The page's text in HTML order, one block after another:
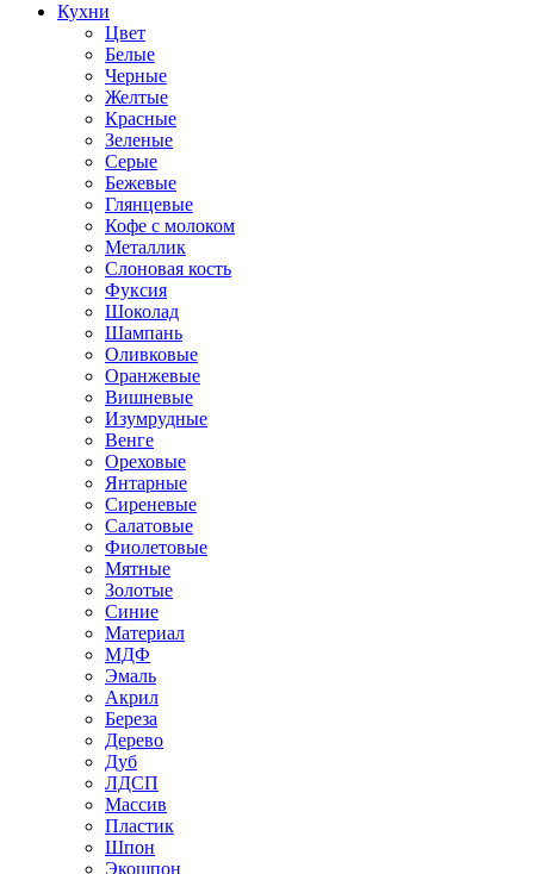
Кухни
Цвет
Белые
Черные
Желтые
Красные
Зеленые
Серые
Бежевые
Глянцевые
Кофе с молоком
Металлик
Слоновая кость
Фуксия
Шоколад
Шампань
Оливковые
Оранжевые
Вишневые
Изумрудные
Венге
Ореховые
Янтарные
Сиреневые
Салатовые
Фиолетовые
Мятные
Золотые
Синие
Материал
МДФ
Эмаль
Акрил
Береза
Дерево
Дуб
ЛДСП
Массив
Пластик
Шпон
Экошпон